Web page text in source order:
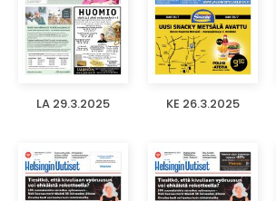
LA 29.3.2025 KE 26.3.2025